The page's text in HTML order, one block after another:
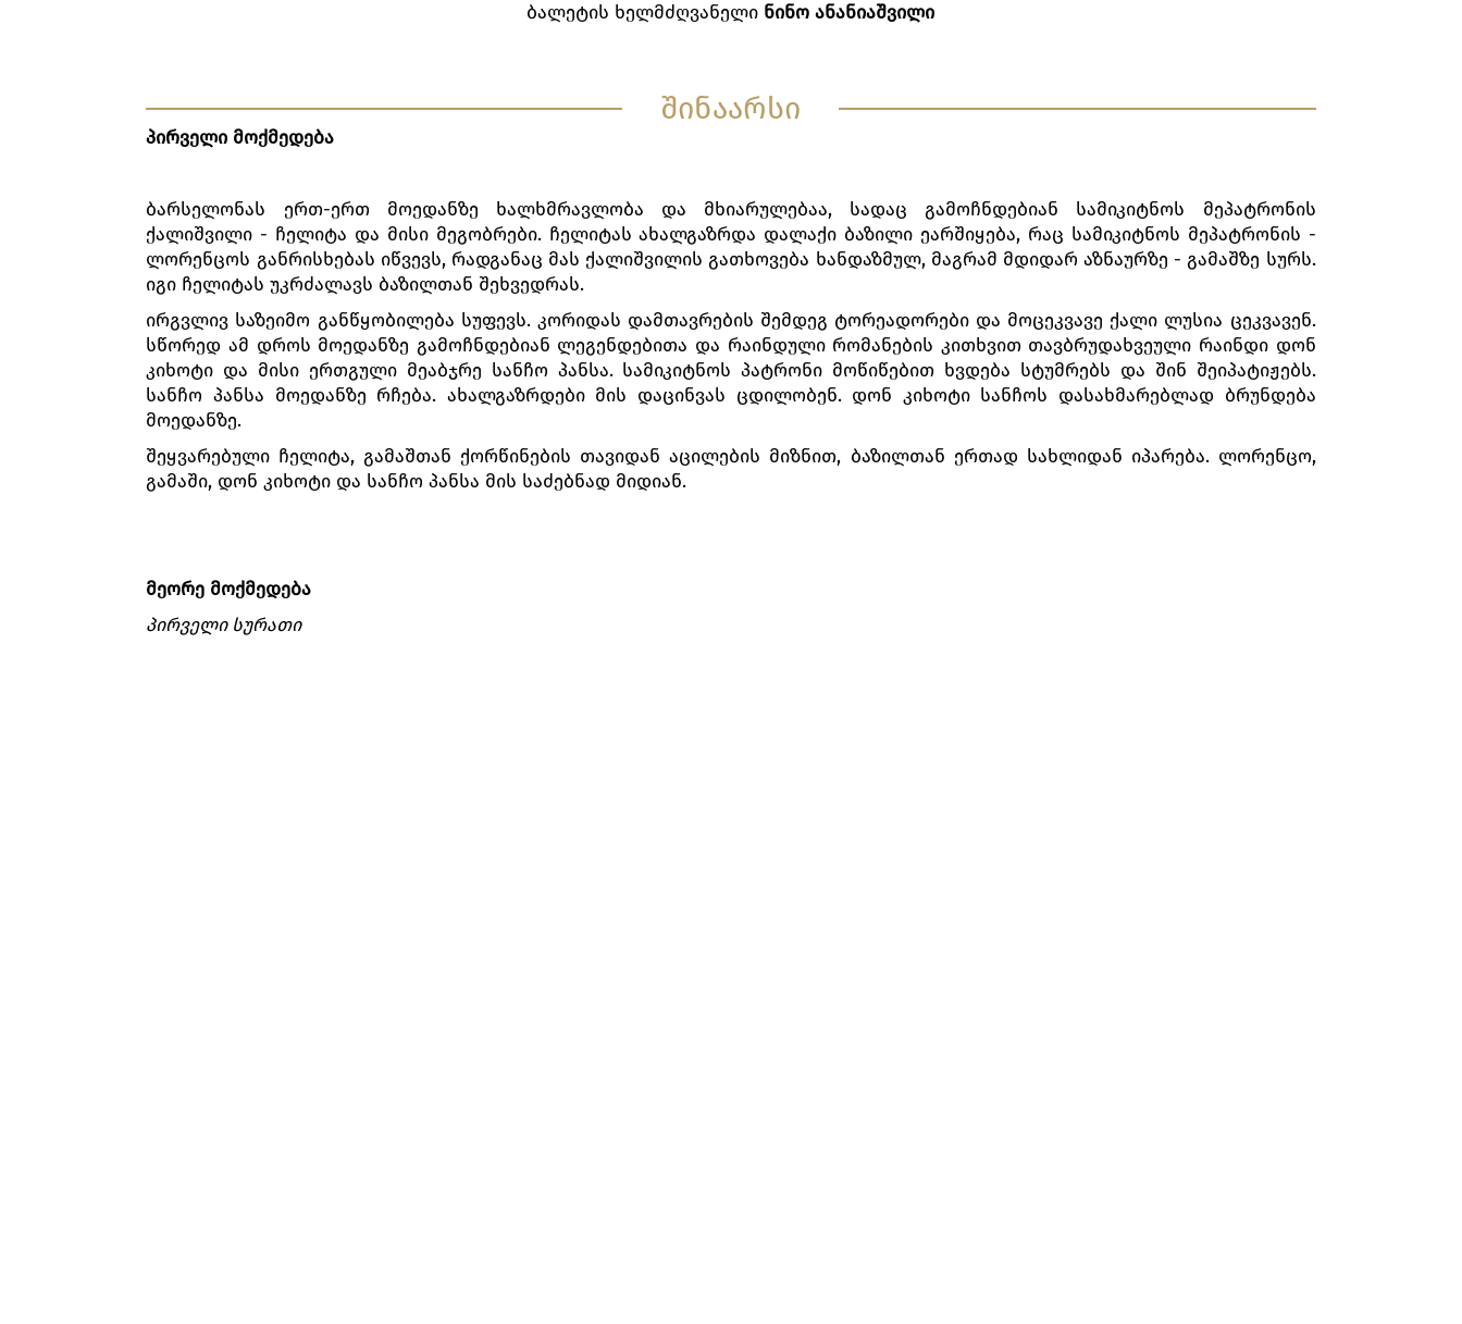
ბალეტის ხელმძღვანელი ნინო ანანიაშვილი
შინაარსი
პირველი მოქმედება
ბარსელონას ერთ-ერთ მოედანზე ხალხმრავლობა და მხიარულებაა, სადაც გამოჩნდებიან სამიკიტნოს მეპატრონის
ქალიშვილი - ჩელიტა და მისი მეგობრები. ჩელიტას ახალგაზრდა დალაქი ბაზილი ეარშიყება, რაც სამიკიტნოს მეპატრონის -
ლორენცოს განრისხებას იწვევს, რადგანაც მას ქალიშვილის გათხოვება ხანდაზმულ, მაგრამ მდიდარ აზნაურზე - გამაშზე სურს.
იგი ჩელიტას უკრძალავს ბაზილთან შეხვედრას.
ირგვლივ საზეიმო განწყობილება სუფევს. კორიდას დამთავრების შემდეგ ტორეადორები და მოცეკვავე ქალი ლუსია ცეკვავენ.
სწორედ ამ დროს მოედანზე გამოჩნდებიან ლეგენდებითა და რაინდული რომანების კითხვით თავბრუდახვეული რაინდი დონ
კიხოტი და მისი ერთგული მეაბჯრე სანჩო პანსა. სამიკიტნოს პატრონი მოწიწებით ხვდება სტუმრებს და შინ შეიპატიჟებს.
სანჩო პანსა მოედანზე რჩება. ახალგაზრდები მის დაცინვას ცდილობენ. დონ კიხოტი სანჩოს დასახმარებლად ბრუნდება
მოედანზე.
შეყვარებული ჩელიტა, გამაშთან ქორწინების თავიდან აცილების მიზნით, ბაზილთან ერთად სახლიდან იპარება. ლორენცო,
გამაში, დონ კიხოტი და სანჩო პანსა მის საძებნად მიდიან.
მეორე მოქმედება
პირველი სურათი